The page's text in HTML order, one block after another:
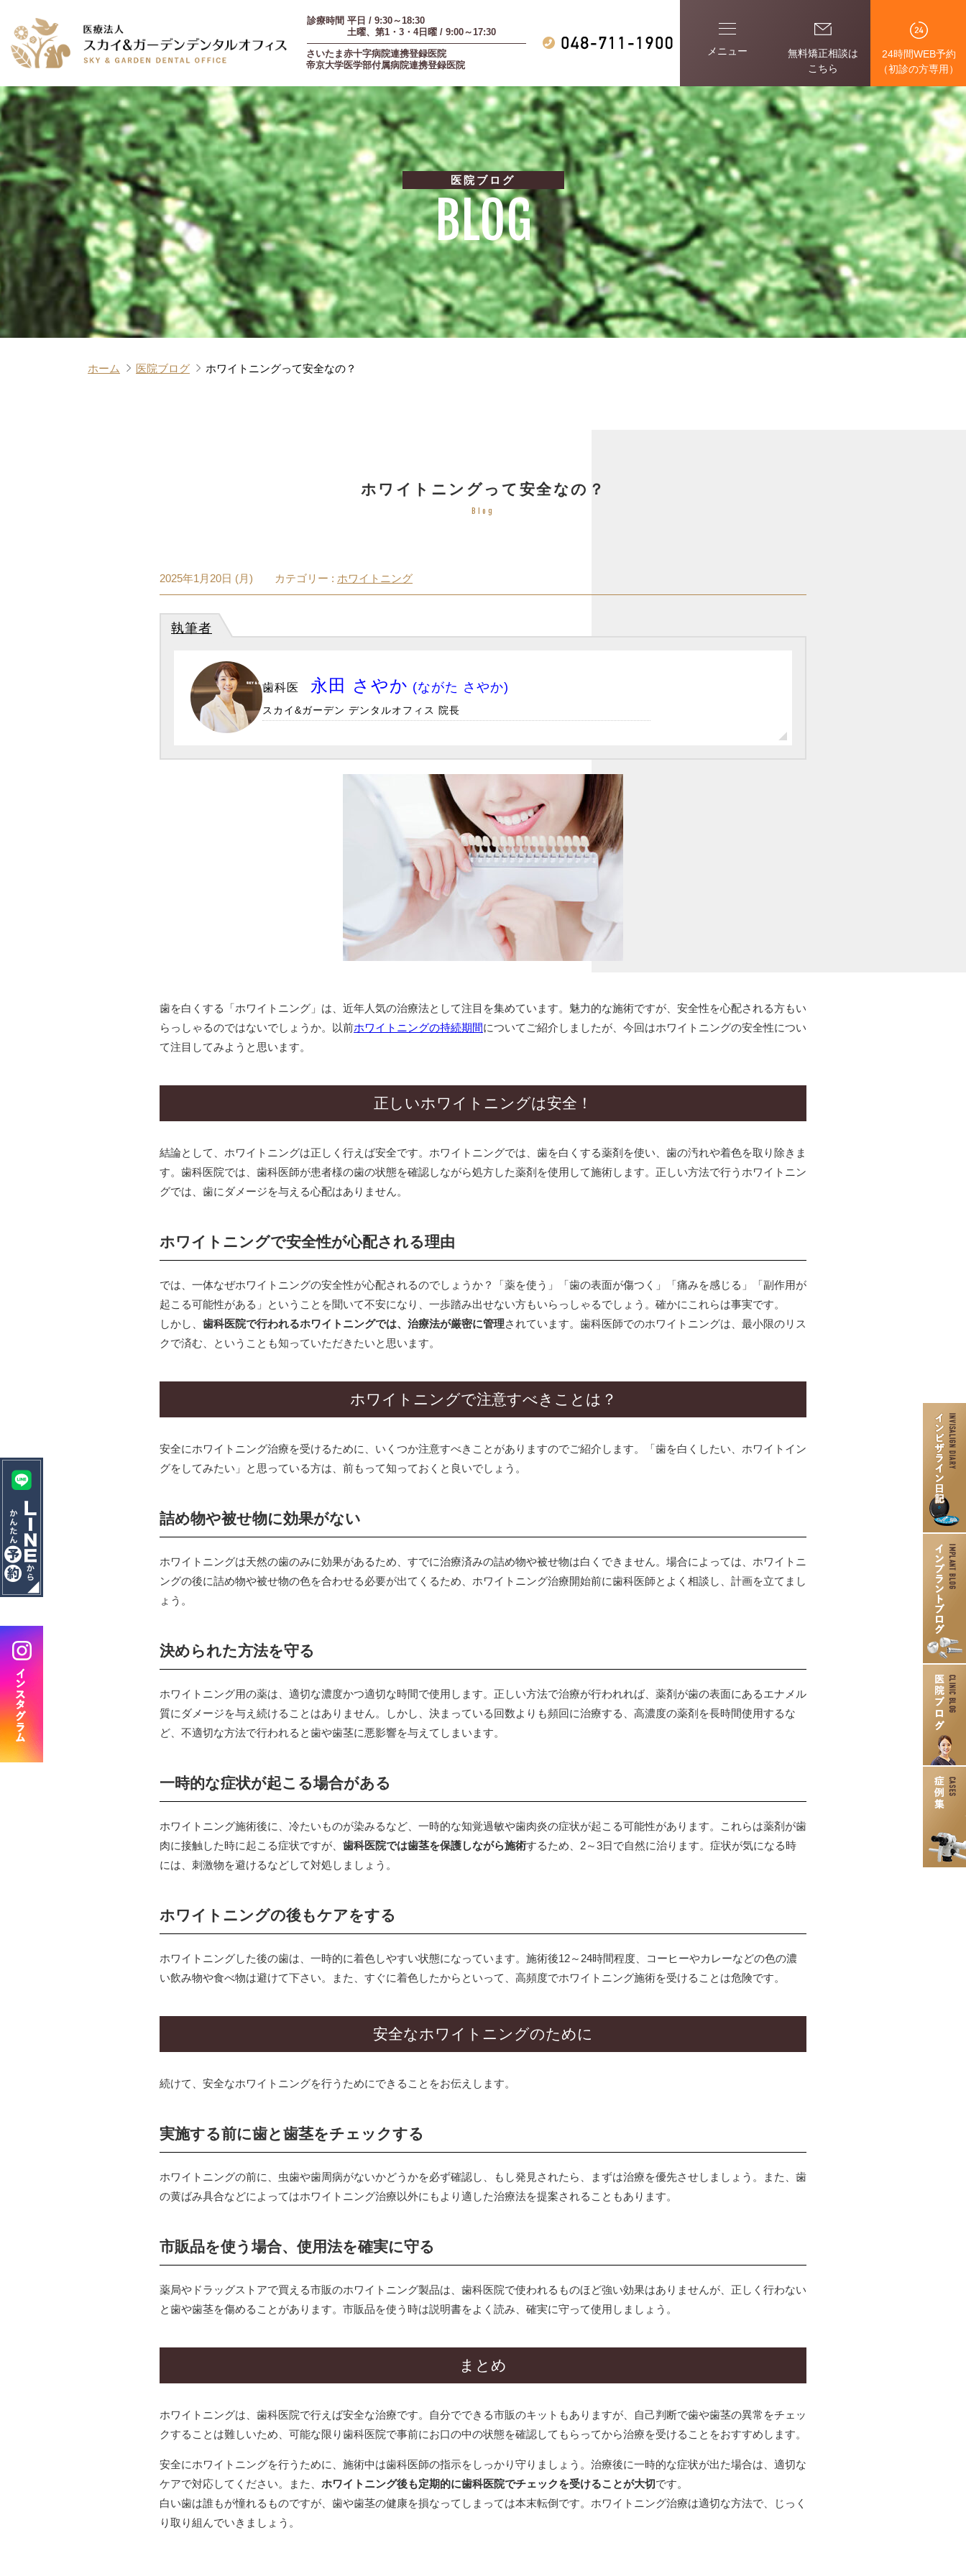
診療時間 平日 / 9:30～18:30
土曜、第1・3・4日曜 / 9:00～17:30
さいたま赤十字病院連携登録医院
帝京大学医学部付属病院連携登録医院
メニュー
無料矯正相談は
こちら
24時間WEB予約
（初診の方専用）
院長＆スタッフ紹介
GALLERY
BRANCH
分院 おおみや新生歯科口腔外科クリニック
TREATMENT
診療案内
審美歯科治療（詰め物・被せ物）
矯正歯科
女性の心と体をサポートする歯科医療（マタニティ歯科）
歯ぎしり食いしばりの治療・
医院ブログ
BLOG
ホーム 医院ブログ ホワイトニングって安全なの？
ホワイトニングって安全なの？
Blog
2025年1月20日 (月) カテゴリー : ホワイトニング
執筆者
歯科医 永田 さやか (ながた さやか)
スカイ&ガーデン デンタルオフィス 院長
歯を白くする「ホワイトニング」は、近年人気の治療法として注目を集めています。魅力的な施術ですが、安全性を心配される方もい
らっしゃるのではないでしょうか。以前ホワイトニングの持続期間についてご紹介しましたが、今回はホワイトニングの安全性につい
て注目してみようと思います。
正しいホワイトニングは安全！
結論として、ホワイトニングは正しく行えば安全です。ホワイトニングでは、歯を白くする薬剤を使い、歯の汚れや着色を取り除きま
す。歯科医院では、歯科医師が患者様の歯の状態を確認しながら処方した薬剤を使用して施術します。正しい方法で行うホワイトニン
グでは、歯にダメージを与える心配はありません。
ホワイトニングで安全性が心配される理由
では、一体なぜホワイトニングの安全性が心配されるのでしょうか？「薬を使う」「歯の表面が傷つく」「痛みを感じる」「副作用が
起こる可能性がある」ということを聞いて不安になり、一歩踏み出せない方もいらっしゃるでしょう。確かにこれらは事実です。
しかし、 歯科医院で行われるホワイトニングでは、治療法が厳密に管理されています。歯科医師でのホワイトニングは、最小限のリス
クで済む、ということも知っていただきたいと思います。
ホワイトニングで注意すべきことは？
安全にホワイトニング治療を受けるために、いくつか注意すべきことがありますのでご紹介します。「歯を白くしたい、ホワイトイン
グをしてみたい」と思っている方は、前もって知っておくと良いでしょう。
詰め物や被せ物に効果がない
ホワイトニングは天然の歯のみに効果があるため、すでに治療済みの詰め物や被せ物は白くできません。場合によっては、ホワイトニ
ングの後に詰め物や被せ物の色を合わせる必要が出てくるため、ホワイトニング治療開始前に歯科医師とよく相談し、計画を立てまし
ょう。
決められた方法を守る
ホワイトニング用の薬は、適切な濃度かつ適切な時間で使用します。正しい方法で治療が行われれば、薬剤が歯の表面にあるエナメル
質にダメージを与え続けることはありません。しかし、決まっている回数よりも頻回に治療する、高濃度の薬剤を長時間使用するな
ど、不適切な方法で行われると歯や歯茎に悪影響を与えてしまいます。
一時的な症状が起こる場合がある
ホワイトニング施術後に、冷たいものが染みるなど、一時的な知覚過敏や歯肉炎の症状が起こる可能性があります。これらは薬剤が歯
肉に接触した時に起こる症状ですが、 歯科医院では歯茎を保護しながら施術するため、2～3日で自然に治ります。症状が気になる時
には、刺激物を避けるなどして対処しましょう。
ホワイトニングの後もケアをする
ホワイトニングした後の歯は、一時的に着色しやすい状態になっています。施術後12～24時間程度、コーヒーやカレーなどの色の濃
い飲み物や食べ物は避けて下さい。また、すぐに着色したからといって、高頻度でホワイトニング施術を受けることは危険です。
安全なホワイトニングのために
続けて、安全なホワイトニングを行うためにできることをお伝えします。
実施する前に歯と歯茎をチェックする
ホワイトニングの前に、虫歯や歯周病がないかどうかを必ず確認し、もし発見されたら、まずは治療を優先させしましょう。また、歯
の黄ばみ具合などによってはホワイトニング治療以外にもより適した治療法を提案されることもあります。
市販品を使う場合、使用法を確実に守る
薬局やドラッグストアで買える市販のホワイトニング製品は、歯科医院で使われるものほど強い効果はありませんが、正しく行わない
と歯や歯茎を傷めることがあります。市販品を使う時は説明書をよく読み、確実に守って使用しましょう。
まとめ
ホワイトニングは、歯科医院で行えば安全な治療です。自分でできる市販のキットもありますが、自己判断で歯や歯茎の異常をチェッ
クすることは難しいため、可能な限り歯科医院で事前にお口の中の状態を確認してもらってから治療を受けることをおすすめします。
安全にホワイトニングを行うために、施術中は歯科医師の指示をしっかり守りましょう。 治療後に一時的な症状が出た場合は、適切な
ケアで対応してください。また、 ホワイトニング後も定期的に歯科医院でチェックを受けることが大切です。
白い歯は誰もが憧れるものですが、歯や歯茎の健康を損なってしまっては本末転倒です。ホワイトニング治療は適切な方法で、じっく
り取り組んでいきましょう。